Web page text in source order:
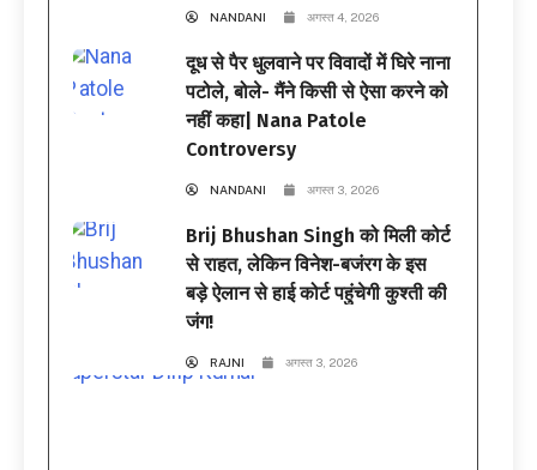
NANDANI अगस्त 4, 2026
दूध से पैर धुलवाने पर विवादों में घिरे नाना
पटोले, बोले- मैंने किसी से ऐसा करने को
नहीं कहा| Nana Patole
Controversy
NANDANI अगस्त 3, 2026
Brij Bhushan Singh को मिली कोर्ट
से राहत, लेकिन विनेश-बजंरग के इस
बड़े ऐलान से हाई कोर्ट पहुंचेगी कुश्ती की
जंग!
RAJNI अगस्त 3, 2026